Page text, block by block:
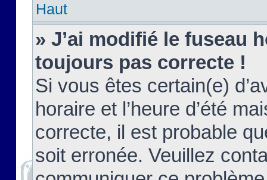
Haut
» J’ai modifié le fuseau
toujours pas correcte !
Si vous êtes certain(e)
horaire et l’heure d’été
correcte, il est probable
soit erronée. Veuillez